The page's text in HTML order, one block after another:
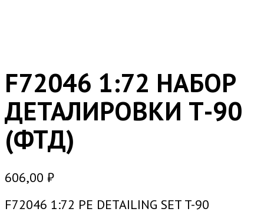
F72046 1:72 НАБОР
ДЕТАЛИРОВКИ Т-90
(ФТД)
606,00 ₽
F72046 1:72 PE DETAILING SET T-90